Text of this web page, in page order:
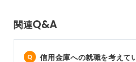
2
関連Q&A
信用金庫への就職を考えて